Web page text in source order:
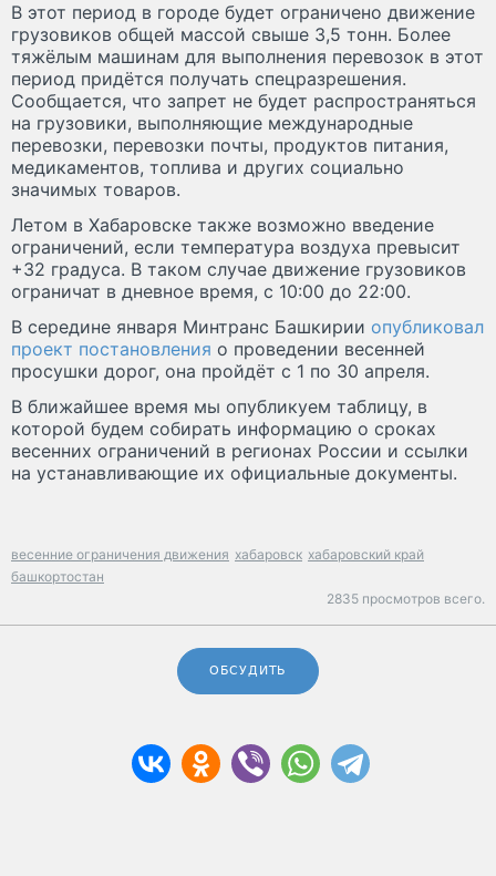
В этот период в городе будет ограничено движение
грузовиков общей массой свыше 3,5 тонн. Более
тяжёлым машинам для выполнения перевозок в этот
период придётся получать спецразрешения.
Сообщается, что запрет не будет распространяться
на грузовики, выполняющие международные
перевозки, перевозки почты, продуктов питания,
медикаментов, топлива и других социально
значимых товаров.
Летом в Хабаровске также возможно введение
ограничений, если температура воздуха превысит
+32 градуса. В таком случае движение грузовиков
ограничат в дневное время, с 10:00 до 22:00.
В середине января Минтранс Башкирии опубликовал
проект постановления о проведении весенней
просушки дорог, она пройдёт с 1 по 30 апреля.
В ближайшее время мы опубликуем таблицу, в
которой будем собирать информацию о сроках
весенних ограничений в регионах России и ссылки
на устанавливающие их официальные документы.
весенние ограничения движения хабаровск хабаровский край
башкортостан
2835 просмотров всего.
ОБСУДИТЬ